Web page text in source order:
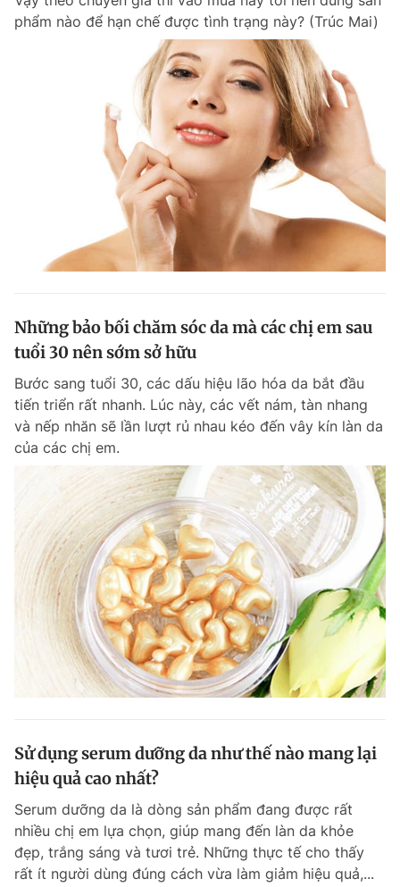
phẩm nào để hạn chế được tình trạng này? (Trúc Mai)
Những bảo bối chăm sóc da mà các chị em sau
tuổi 30 nên sớm sở hữu
Bước sang tuổi 30, các dấu hiệu lão hóa da bắt đầu
tiến triển rất nhanh. Lúc này, các vết nám, tàn nhang
và nếp nhăn sẽ lần lượt rủ nhau kéo đến vây kín làn da
của các chị em.
Sử dụng serum dưỡng da như thế nào mang lại
hiệu quả cao nhất?
Serum dưỡng da là dòng sản phẩm đang được rất
nhiều chị em lựa chọn, giúp mang đến làn da khỏe
đẹp, trắng sáng và tươi trẻ. Những thực tế cho thấy
rất ít người dùng đúng cách vừa làm giảm hiệu quả,...